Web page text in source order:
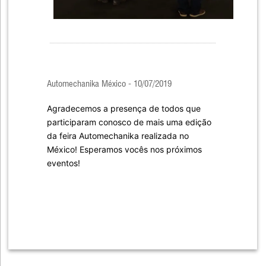
Automechanika México - 10/07/2019
Agradecemos a presença de todos que
participaram conosco de mais uma edição
da feira Automechanika realizada no
México! Esperamos vocês nos próximos
eventos!